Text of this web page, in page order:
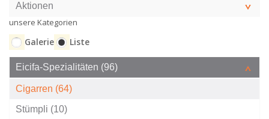
Aktionen
unsere Kategorien
Galerie Liste
Eicifa-Spezialitäten (96)
Cigarren (64)
Stümpli (10)